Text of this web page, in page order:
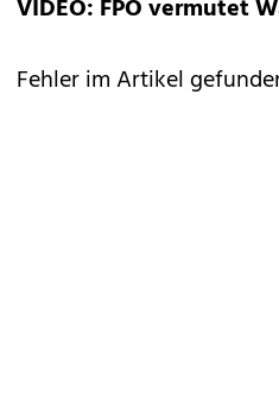
VIDEO: FPÖ vermutet
Fehler im Artikel